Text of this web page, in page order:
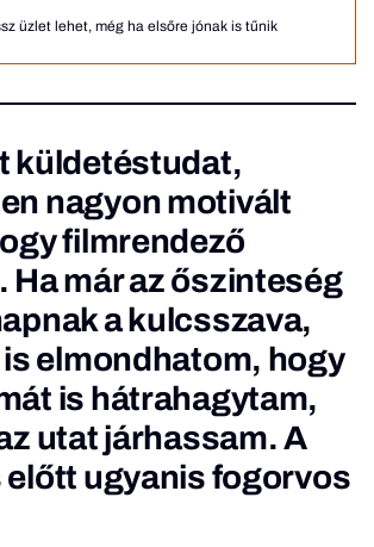
üzlet lehet, még ha elsőre jónak is tűnik
küldetéstudat,
nagyon motivált
filmrendező
Ha már az őszinteség
a kulcsszava,
elmondhatom, hogy
is hátrahagytam,
utat járhassam. A
előtt ugyanis fogorvos